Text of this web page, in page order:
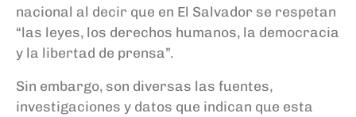
nacional al decir que en El Salvador se respetan
“las leyes, los derechos humanos, la democracia
y la libertad de prensa”.
Sin embargo, son diversas las fuentes,
investigaciones y datos que indican que esta